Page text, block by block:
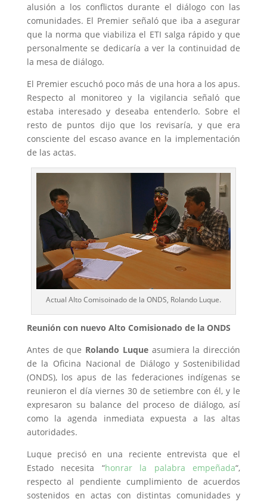
alusión a los conflictos durante el diálogo con las
comunidades. El Premier señaló que iba a asegurar
que la norma que viabiliza el ETI salga rápido y que
personalmente se dedicaría a ver la continuidad de
la mesa de diálogo.
El Premier escuchó poco más de una hora a los apus.
Respecto al monitoreo y la vigilancia señaló que
estaba interesado y deseaba entenderlo. Sobre el
resto de puntos dijo que los revisaría, y que era
consciente del escaso avance en la implementación
de las actas.
Actual Alto Comisoinado de la ONDS, Rolando Luque.
Reunión con nuevo Alto Comisionado de la ONDS
Antes de que Rolando Luqueasumiera la dirección
de la Oficina Nacional de Diálogo y Sostenibilidad
(ONDS), los apus de las federaciones indígenas se
reunieron el día viernes 30 de setiembre con él, y le
expresaron su balance del proceso de diálogo, así
como la agenda inmediata expuesta a las altas
autoridades.
Luque precisó en una reciente entrevista que el
Estado necesita “honrar la palabra empeñada“,
respecto al pendiente cumplimiento de acuerdos
sostenidos en actas con distintas comunidades y